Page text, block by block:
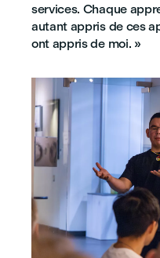
services. Chaque
autant appris de ces
ont appris de moi. »